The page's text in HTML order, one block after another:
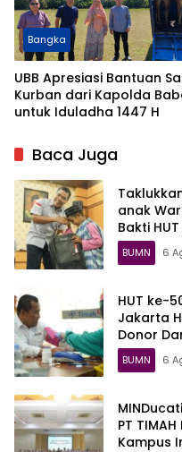
Bangka
UBB Apresiasi Bantuan
Kurban dari Kapolda
untuk Iduladha 1447 H
Baca Juga
anak
Bakti
BUMN 6
HUT ke-
Jakarta
Donor
Gratis
BUMN 6
PT
Kampus